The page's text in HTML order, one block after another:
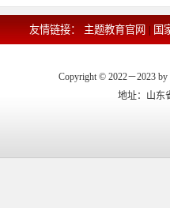
友情链接： 主题教育官网 国
Copyright © 2022－2023 by
地址：山东